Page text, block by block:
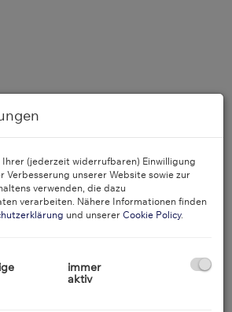
mit Kamin
Ihrer (jederzeit widerrufbaren) Einwilligung
Verbesserung unserer Website sowie zur
verwenden, die dazu
verarbeiten. Nähere Informationen finden
und unserer Cookie Policy.
immer
aktiv